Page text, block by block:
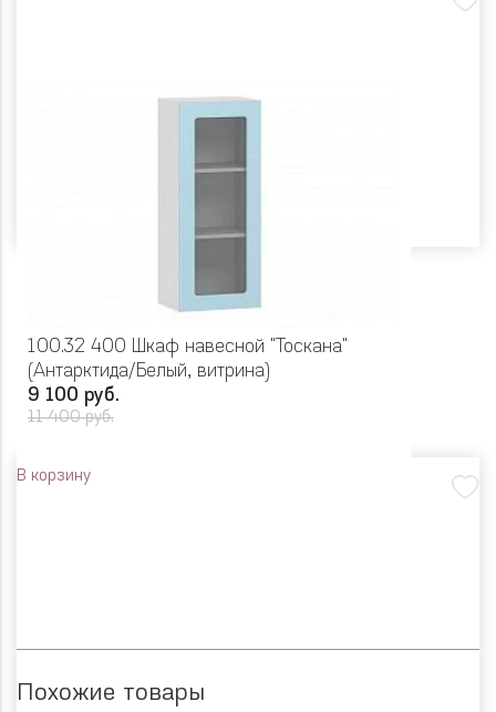
100.32 400 Шкаф навесной "Тоскана"
(Антарктида/Белый, витрина)
9 100 руб.
11 400 руб.
В корзину
Похожие товары